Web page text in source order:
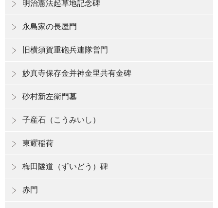
明治憲法起草地記念碑
永島家の長屋門
旧横須賀重砲兵連隊営門
妙真寺保存金并神金里共有金碑
砂村新左衛門墓
子産石（こうみいし）
東耀稲荷
梅田隧道（ずいどう）碑
赤門